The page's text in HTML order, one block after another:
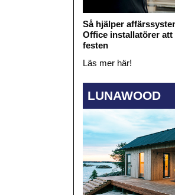
Så hjälper
Office installatörer att
festen
Läs mer här!
LUNAWOOD